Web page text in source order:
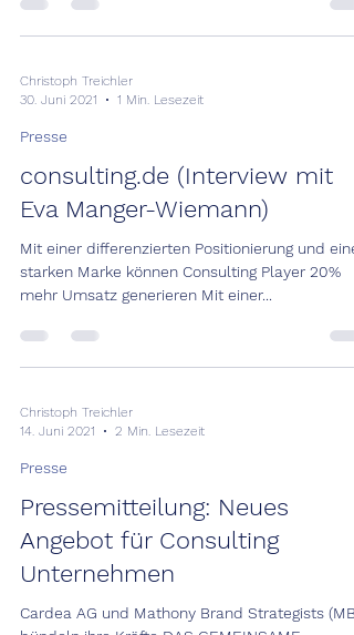
Christoph Treichler
30. Juni 2021
1 Min. Lesezeit
Presse
consulting.de (Interview mit
Eva Manger-Wiemann)
Mit einer differenzierten Positionierung und
starken Marke können Consulting Player 20%
mehr Umsatz generieren Mit einer...
Christoph Treichler
14. Juni 2021
2 Min. Lesezeit
Presse
Pressemitteilung: Neues
Angebot für Consulting
Unternehmen
Cardea AG und Mathony Brand Strategists